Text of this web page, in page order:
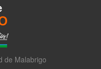
de Malabrigo